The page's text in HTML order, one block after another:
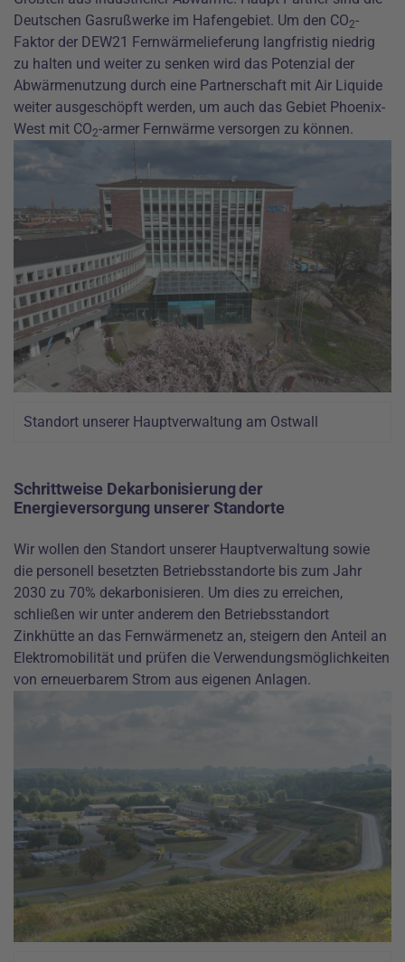
Deutschen Gasrußwerke im Hafengebiet. Um den CO2-
Faktor der DEW21 Fernwärmelieferung langfristig niedrig
zu halten und weiter zu senken wird das Potenzial der
Abwärmenutzung durch eine Partnerschaft mit Air Liquide
weiter ausgeschöpft werden, um auch das Gebiet Phoenix-
West mit CO2-armer Fernwärme versorgen zu können.
Standort unserer Hauptverwaltung am Ostwall
Schrittweise Dekarbonisierung der
Energieversorgung unserer Standorte
Wir wollen den Standort unserer Hauptverwaltung sowie
die personell besetzten Betriebsstandorte bis zum Jahr
2030 zu 70% dekarbonisieren. Um dies zu erreichen,
schließen wir unter anderem den Betriebsstandort
Zinkhütte an das Fernwärmenetz an, steigern den Anteil an
Elektromobilität und prüfen die Verwendungsmöglichkeiten
von erneuerbarem Strom aus eigenen Anlagen.